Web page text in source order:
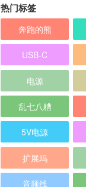
热门标签
奔跑的熊
USB-C
电源
乱七八糟
5V电源
扩展坞
音频线